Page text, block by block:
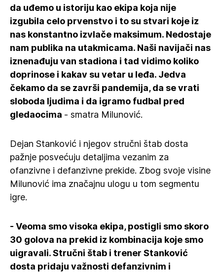
da uđemo u istoriju kao ekipa koja nije
izgubila celo prvenstvo i to su stvari koje iz
nas konstantno izvlače maksimum. Nedostaje
nam publika na utakmicama. Naši navijači nas
iznenađuju van stadiona i tad vidimo koliko
doprinose i kakav su vetar u leđa. Jedva
čekamo da se završi pandemija, da se vrati
sloboda ljudima i da igramo fudbal pred
gledaocima - smatra Milunović.
Dejan Stanković i njegov stručni štab dosta
pažnje posvećuju detaljima vezanim za
ofanzivne i defanzivne prekide. Zbog svoje visine
Milunović ima značajnu ulogu u tom segmentu
igre.
- Veoma smo visoka ekipa, postigli smo skoro
30 golova na prekid iz kombinacija koje smo
uigravali. Stručni štab i trener Stanković
dosta pridaju važnosti defanzivnim i